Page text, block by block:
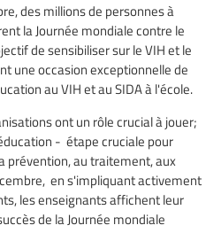
des millions de personnes à
la Journée mondiale contre le
de sensibiliser sur le VIH et le
une occasion exceptionnelle de
au VIH et au SIDA à l'école.
ont un rôle crucial à jouer;
- étape cruciale pour
prévention, au traitement, aux
en s'impliquant activement
les enseignants affichent leur
de la Journée mondiale